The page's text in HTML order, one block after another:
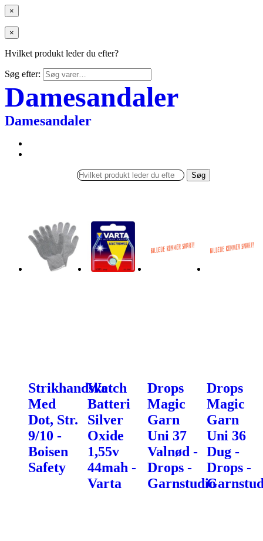
×
×
Hvilket produkt leder du efter?
Søg efter:
Damesandaler
Damesandaler
Søg
Strikhandske
Med
Dot, Str.
9/10 -
Boisen
Safety
Watch
Batteri
Silver
Oxide
1,55v
44mah -
Varta
Drops
Magic
Garn
Uni 37
Valnød -
Drops -
Garnstudio
Drops
Magic
Garn
Uni 36
Dug -
Drops -